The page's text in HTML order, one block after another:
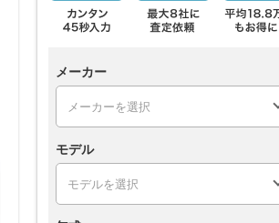
メーカー
モデル